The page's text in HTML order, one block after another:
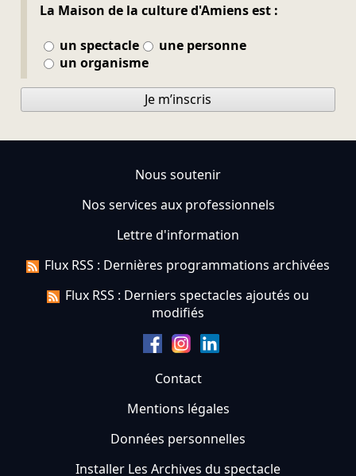
La Maison de la culture d'Amiens est :
un spectacle
une personne
un organisme
Je m’inscris
Nous soutenir
Nos services aux professionnels
Lettre d'information
Flux RSS : Dernières programmations archivées
Flux RSS : Derniers spectacles ajoutés ou
modifiés
Contact
Mentions légales
Données personnelles
Installer Les Archives du spectacle